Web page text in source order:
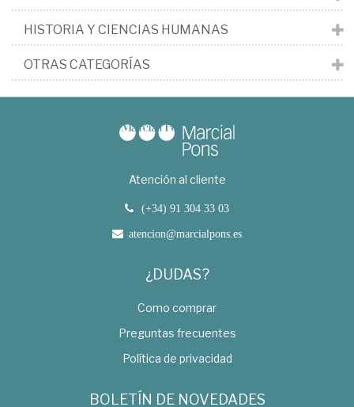
HISTORIA Y CIENCIAS HUMANAS
OTRAS CATEGORÍAS
Atención al cliente
(+34) 91 304 33 03
atencion@marcialpons.es
¿DUDAS?
Como comprar
Preguntas frecuentes
Política de privacidad
BOLETÍN DE NOVEDADES